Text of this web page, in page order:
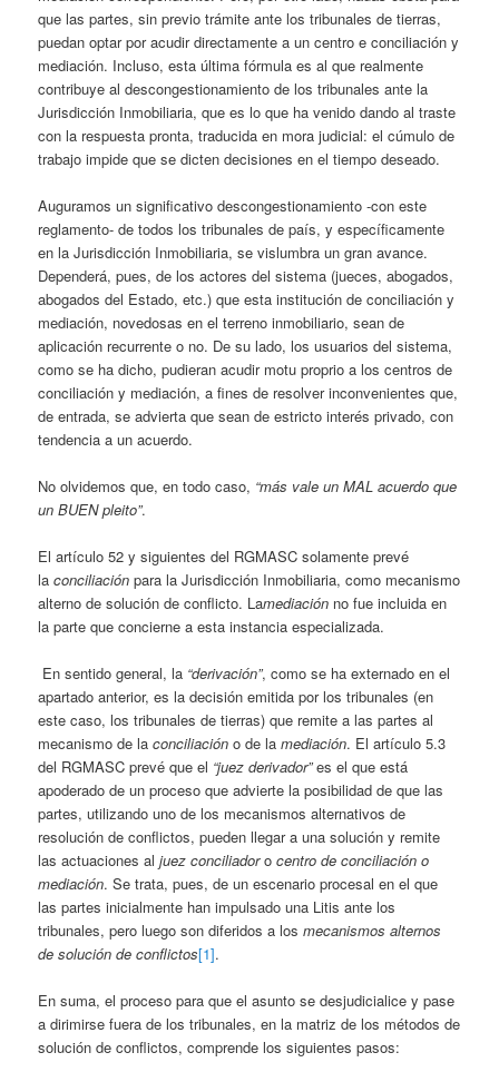
que las partes, sin previo trámite ante los tribunales de tierras,
puedan optar por acudir directamente a un centro e conciliación y
mediación. Incluso, esta última fórmula es al que realmente
contribuye al descongestionamiento de los tribunales ante la
Jurisdicción Inmobiliaria, que es lo que ha venido dando al traste
con la respuesta pronta, traducida en mora judicial: el cúmulo de
trabajo impide que se dicten decisiones en el tiempo deseado.
Auguramos un significativo descongestionamiento -con este
reglamento- de todos los tribunales de país, y específicamente
en la Jurisdicción Inmobiliaria, se vislumbra un gran avance.
Dependerá, pues, de los actores del sistema (jueces, abogados,
abogados del Estado, etc.) que esta institución de conciliación y
mediación, novedosas en el terreno inmobiliario, sean de
aplicación recurrente o no. De su lado, los usuarios del sistema,
como se ha dicho, pudieran acudir motu proprio a los centros de
conciliación y mediación, a fines de resolver inconvenientes que,
de entrada, se advierta que sean de estricto interés privado, con
tendencia a un acuerdo.
No olvidemos que, en todo caso, “más vale un MAL acuerdo que
un BUEN pleito”.
El artículo 52 y siguientes del RGMASC solamente prevé
laconciliación para la Jurisdicción Inmobiliaria, como mecanismo
alterno de solución de conflicto. Lamediación no fue incluida en
la parte que concierne a esta instancia especializada.
En sentido general, la “derivación”, como se ha externado en el
apartado anterior, es la decisión emitida por los tribunales (en
este caso, los tribunales de tierras) que remite a las partes al
mecanismo de laconciliación o de lamediación. El artículo 5.3
del RGMASC prevé que el “juez derivador”es el que está
apoderado de un proceso que advierte la posibilidad de que las
partes, utilizando uno de los mecanismos alternativos de
resolución de conflictos, pueden llegar a una solución y remite
las actuaciones aljuez conciliadorocentro de conciliación o
mediación. Se trata, pues, de un escenario procesal en el que
las partes inicialmente han impulsado una Litis ante los
tribunales, pero luego son diferidos a losmecanismos alternos
de solución de conflictos[1].
En suma, el proceso para que el asunto se desjudicialice y pase
a dirimirse fuera de los tribunales, en la matriz de los métodos de
solución de conflictos, comprende los siguientes pasos: